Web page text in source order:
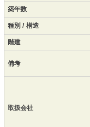
築年数
種別 / 構造
階建
備考
取扱会社